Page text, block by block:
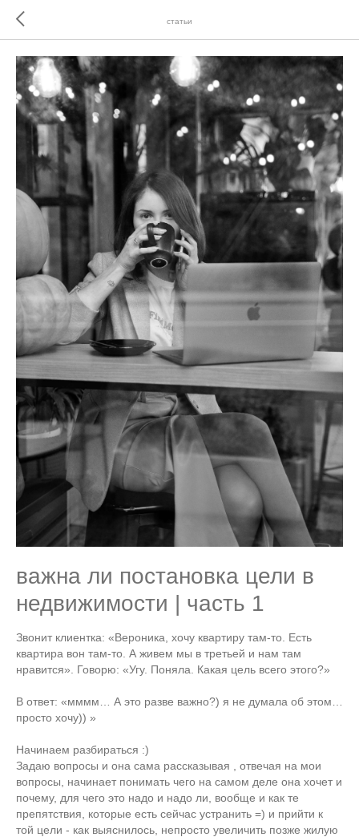
статьи
важна ли постановка цели в
недвижимости | часть 1
Звонит клиентка: «Вероника, хочу квартиру там-то. Есть
квартира вон там-то. А живем мы в третьей и нам там
нравится». Говорю: «Угу. Поняла. Какая цель всего этого?»
В ответ: «мммм… А это разве важно?) я не думала об этом…
просто хочу)) »
Начинаем разбираться :)
Задаю вопросы и она сама рассказывая , отвечая на мои
вопросы, начинает понимать чего на самом деле она хочет и
почему, для чего это надо и надо ли, вообще и как те
препятствия, которые есть сейчас устранить =) и прийти к
той цели - как выяснилось, непросто увеличить позже жилую